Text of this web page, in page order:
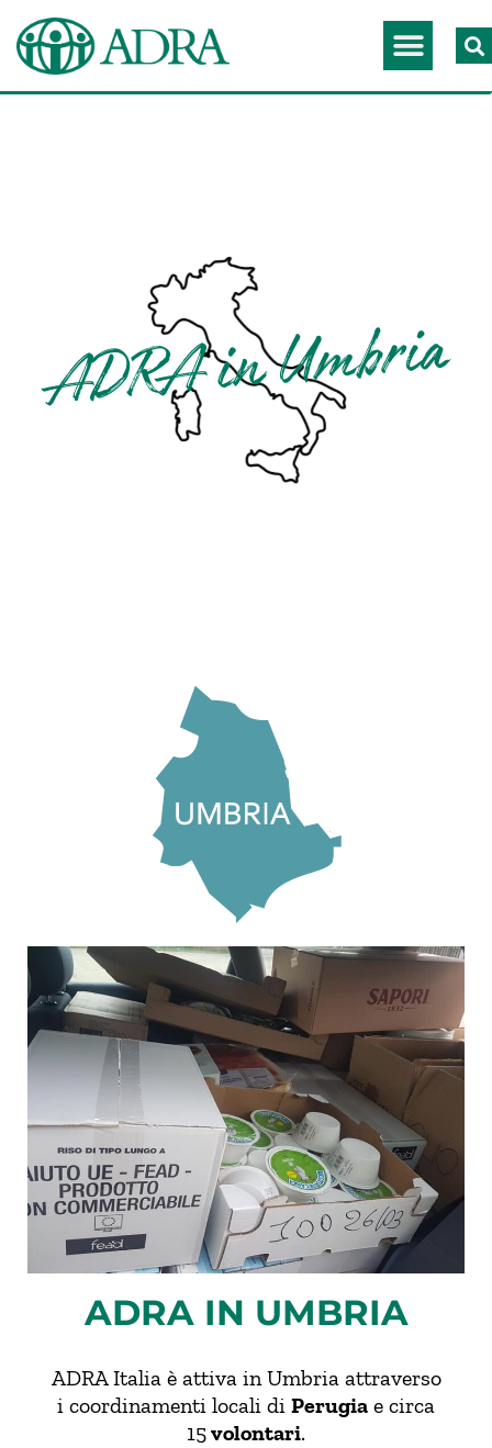
ADRA in Umbria
ADRA IN UMBRIA
ADRA Italia è attiva in Umbria attraverso
i coordinamenti locali di Perugia e circa
15volontari.